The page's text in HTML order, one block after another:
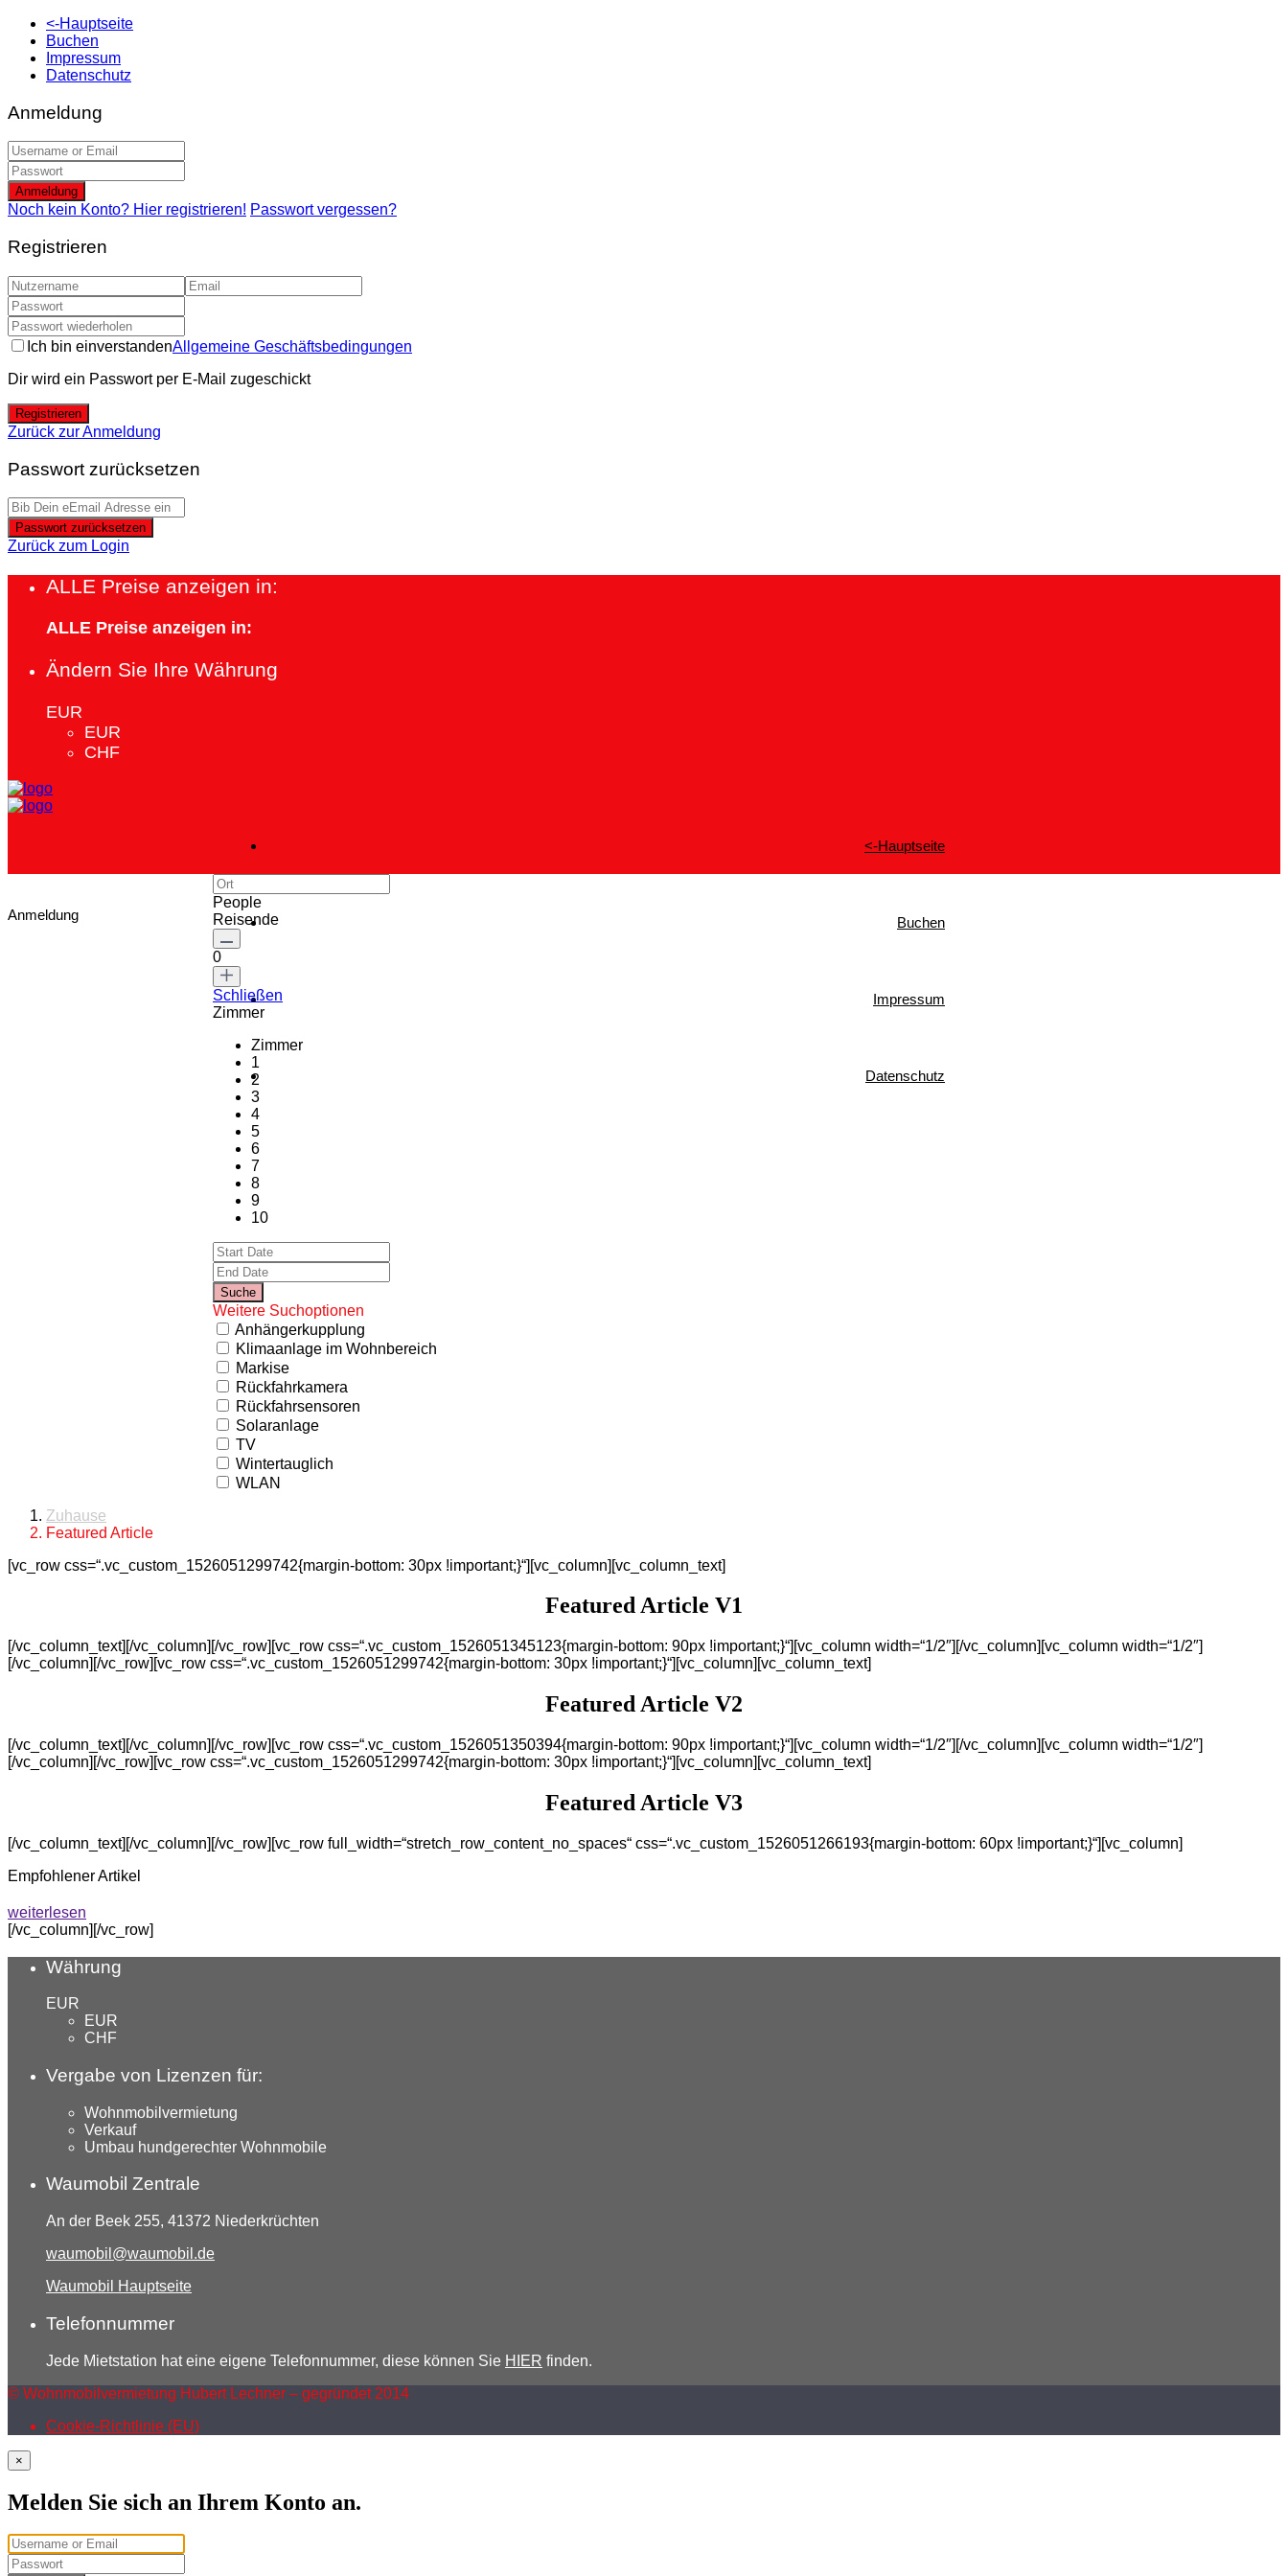
<-Hauptseite
Buchen
Impressum
Datenschutz
Anmeldung
Anmeldung
Noch kein Konto? Hier registrieren! Passwort vergessen?
Registrieren
Ich bin einverstandenAllgemeine Geschäftsbedingungen
Dir wird ein Passwort per E-Mail zugeschickt
Registrieren
Zurück zur Anmeldung
Passwort zurücksetzen
Passwort zurücksetzen
Zurück zum Login
ALLE Preise anzeigen in:
ALLE Preise anzeigen in:
Ändern Sie Ihre Währung
EUR
EUR
CHF
<-Hauptseite
Buchen
Impressum
Datenschutz
Anmeldung
People
Reisende
0
Schließen
Zimmer
Zimmer
1
2
3
4
5
6
7
8
9
10
Weitere Suchoptionen
Anhängerkupplung
Klimaanlage im Wohnbereich
Markise
Rückfahrkamera
Rückfahrsensoren
Solaranlage
TV
Wintertauglich
WLAN
Zuhause
Featured Article
[vc_row css=“.vc_custom_1526051299742{margin-bottom: 30px !important;}“][vc_column][vc_column_text]
Featured Article V1
[/vc_column_text][/vc_column][/vc_row][vc_row css=“.vc_custom_1526051345123{margin-bottom: 90px !important;}“][vc_column width=“1/2″][/vc_column][vc_column width=“1/2″]
[/vc_column][/vc_row][vc_row css=“.vc_custom_1526051299742{margin-bottom: 30px !important;}“][vc_column][vc_column_text]
Featured Article V2
[/vc_column_text][/vc_column][/vc_row][vc_row css=“.vc_custom_1526051350394{margin-bottom: 90px !important;}“][vc_column width=“1/2″][/vc_column][vc_column width=“1/2″]
[/vc_column][/vc_row][vc_row css=“.vc_custom_1526051299742{margin-bottom: 30px !important;}“][vc_column][vc_column_text]
Featured Article V3
[/vc_column_text][/vc_column][/vc_row][vc_row full_width=“stretch_row_content_no_spaces“ css=“.vc_custom_1526051266193{margin-bottom: 60px !important;}“][vc_column]
Empfohlener Artikel
weiterlesen
[/vc_column][/vc_row]
Währung
EUR
EUR
CHF
Vergabe von Lizenzen für:
Wohnmobilvermietung
Verkauf
Umbau hundgerechter Wohnmobile
Waumobil Zentrale
An der Beek 255, 41372 Niederkrüchten
waumobil@waumobil.de
Waumobil Hauptseite
Telefonnummer
Jede Mietstation hat eine eigene Telefonnummer, diese können Sie HIER finden.
© Wohnmobilvermietung Hubert Lechner – gegründet 2014
Cookie-Richtlinie (EU)
×
Melden Sie sich an Ihrem Konto an.